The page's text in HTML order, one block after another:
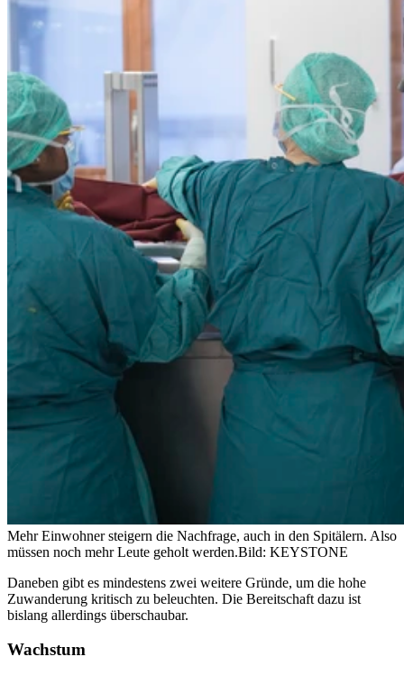
Mehr Einwohner steigern die Nachfrage, auch in den Spitälern. Also
müssen noch mehr Leute geholt werden.Bild: KEYSTONE
Daneben gibt es mindestens zwei weitere Gründe, um die hohe
Zuwanderung kritisch zu beleuchten. Die Bereitschaft dazu ist
bislang allerdings überschaubar.
Wachstum